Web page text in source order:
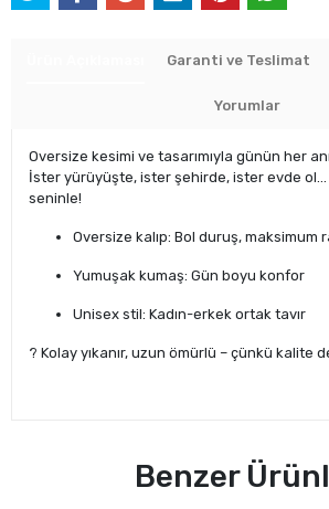
Garanti ve Teslimat
Yorumlar
Oversize kesimi ve tasarımıyla günün her
İster yürüyüşte, ister şehirde, ister evde
seninle!
Oversize kalıp: Bol duruş, maksimum
Yumuşak kumaş: Gün boyu konfor
Unisex stil: Kadın-erkek ortak tavır
? Kolay yıkanır, uzun ömürlü – çünkü kalite
Benzer